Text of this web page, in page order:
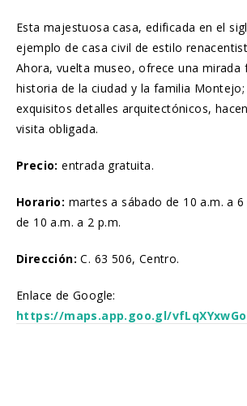
Esta majestuosa casa, edificada en el
ejemplo de casa civil de estilo
Ahora, vuelta museo, ofrece una mirada
historia de la ciudad y la familia Montejo;
exquisitos detalles arquitectónicos,
visita obligada.
Precio: entrada gratuita.
Horario: martes a sábado de 10 a.m. a
de 10 a.m. a 2 p.m.
Dirección: C. 63 506, Centro.
Enlace de Google:
https://maps.app.goo.gl/